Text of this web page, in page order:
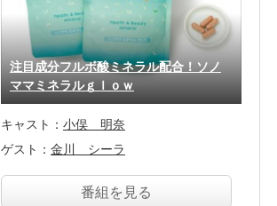
注目成分フルボ酸ミネラル配合！ソノ
ママミネラルｇｌｏｗ
キャスト： 小俣 明奈
ゲスト： 金川 シーラ
番組を見る